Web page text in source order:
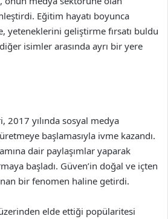
Eğitim hayatı boyunca
yeteneklerini geliştirme fırsatı buldu
isimler arasında ayrı bir yere
2017 yılında sosyal medya
başlamasıyla ivme kazandı.
dair paylaşımlar yaparak
başladı. Güven’in doğal ve içten
bir fenomen haline getirdi.
elde ettiği popülaritesi